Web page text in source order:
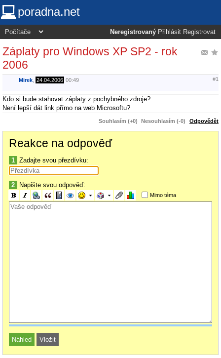
poradna.net
Neregistrovaný Přihlásit Registrovat
Záplaty pro Windows XP SP2 - rok
2006
Mirek 24.04.2006 00:49 #1
Kdo si bude stahovat záplaty z pochybného zdroje?
Není lepší dát link přímo na web Microsoftu?
Souhlasím (+0) Nesouhlasím (-0) Odpovědět
Reakce na odpověď
1 Zadajte svou přezdívku:
2 Napište svou odpověď:
Mimo téma